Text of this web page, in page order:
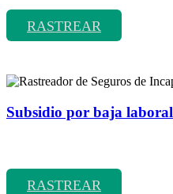
RASTREAR
Subsidio por baja laboral
RASTREAR